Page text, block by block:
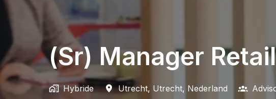
(Sr) Manager
Hybride Utrecht, Utrecht, Nederland